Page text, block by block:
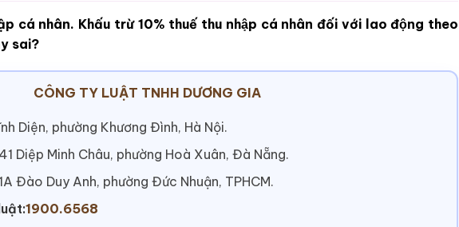
cá nhân. Khấu trừ 10% thuế thu nhập cá nhân đối với lao động theo
sai?
CÔNG TY LUẬT TNHH DƯƠNG GIA
Diện, phường Khương Đình, Hà Nội.
Diệp Minh Châu, phường Hoà Xuân, Đà Nẵng.
Đào Duy Anh, phường Đức Nhuận, TPHCM.
1900.6568